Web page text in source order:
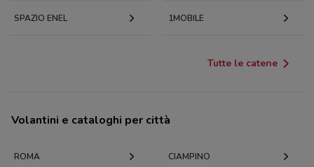
SPAZIO ENEL 1MOBILE
Tutte le catene
Volantini e cataloghi per città
ROMA CIAMPINO